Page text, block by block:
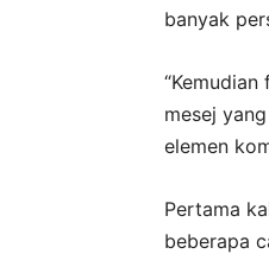
banyak
mesej
elemen
Pertama
beberapa